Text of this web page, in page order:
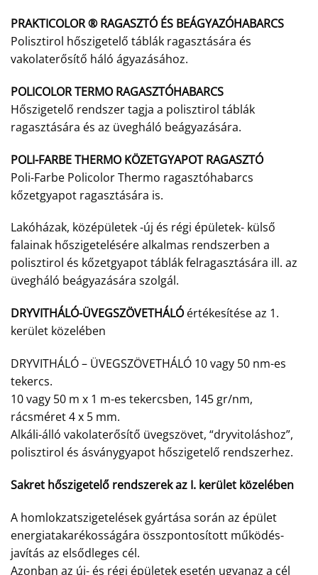
PRAKTICOLOR ® RAGASZTÓ ÉS BEÁGYAZÓHABARCS
Polisztirol hőszigetelő táblák ragasztására és
vakolaterősítő háló ágyazásához.
POLICOLOR TERMO RAGASZTÓHABARCS
Hőszigetelő rendszer tagja a polisztirol táblák
ragasztására és az üvegháló beágyazására.
POLI-FARBE THERMO KÖZETGYAPOT RAGASZTÓ
Poli-Farbe Policolor Thermo ragasztóhabarcs
kőzetgyapot ragasztására is.
Lakóházak, középületek -új és régi épületek- külső
falainak hőszigetelésére alkalmas rendszerben a
polisztirol és kőzetgyapot táblák felragasztására ill. az
üvegháló beágyazására szolgál.
DRYVITHÁLÓ-ÜVEGSZÖVETHÁLÓértékesítése az 1.
kerület közelében
DRYVITHÁLÓ – ÜVEGSZÖVETHÁLÓ 10 vagy 50 nm-es
tekercs.
10 vagy 50 m x 1 m-es tekercsben, 145 gr/nm,
rácsméret 4 x 5 mm.
Alkáli-álló vakolaterősítő üvegszövet, “dryvitoláshoz”,
polisztirol és ásványgyapot hőszigetelő rendszerhez.
Sakret hőszigetelő rendszerek az I. kerület közelében
A homlokzatszigetelések gyártása során az épület
energiatakarékosságára összpontosított működés-
javítás az elsődleges cél.
Azonban az új- és régi épületek esetén ugyanaz a cél